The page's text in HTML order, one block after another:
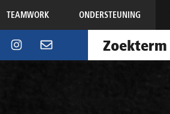
TEAMWORK ONDERSTEUNING